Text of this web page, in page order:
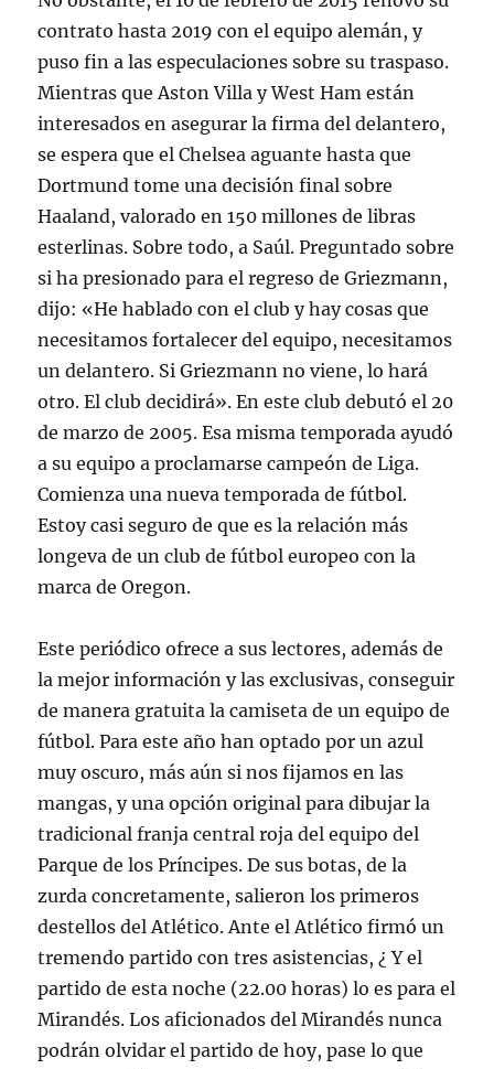
contrato hasta 2019 con el equipo alemán, y
puso fin a las especulaciones sobre su traspaso.
Mientras que Aston Villa y West Ham están
interesados en asegurar la firma del delantero,
se espera que el Chelsea aguante hasta que
Dortmund tome una decisión final sobre
Haaland, valorado en 150 millones de libras
esterlinas. Sobre todo, a Saúl. Preguntado sobre
si ha presionado para el regreso de Griezmann,
dijo: «He hablado con el club y hay cosas que
necesitamos fortalecer del equipo, necesitamos
un delantero. Si Griezmann no viene, lo hará
otro. El club decidirá». En este club debutó el 20
de marzo de 2005. Esa misma temporada ayudó
a su equipo a proclamarse campeón de Liga.
Comienza una nueva temporada de fútbol.
Estoy casi seguro de que es la relación más
longeva de un club de fútbol europeo con la
marca de Oregon.
Este periódico ofrece a sus lectores, además de
la mejor información y las exclusivas, conseguir
de manera gratuita la camiseta de un equipo de
fútbol. Para este año han optado por un azul
muy oscuro, más aún si nos fijamos en las
mangas, y una opción original para dibujar la
tradicional franja central roja del equipo del
Parque de los Príncipes. De sus botas, de la
zurda concretamente, salieron los primeros
destellos del Atlético. Ante el Atlético firmó un
tremendo partido con tres asistencias, ¿ Y el
partido de esta noche (22.00 horas) lo es para el
Mirandés. Los aficionados del Mirandés nunca
podrán olvidar el partido de hoy, pase lo que